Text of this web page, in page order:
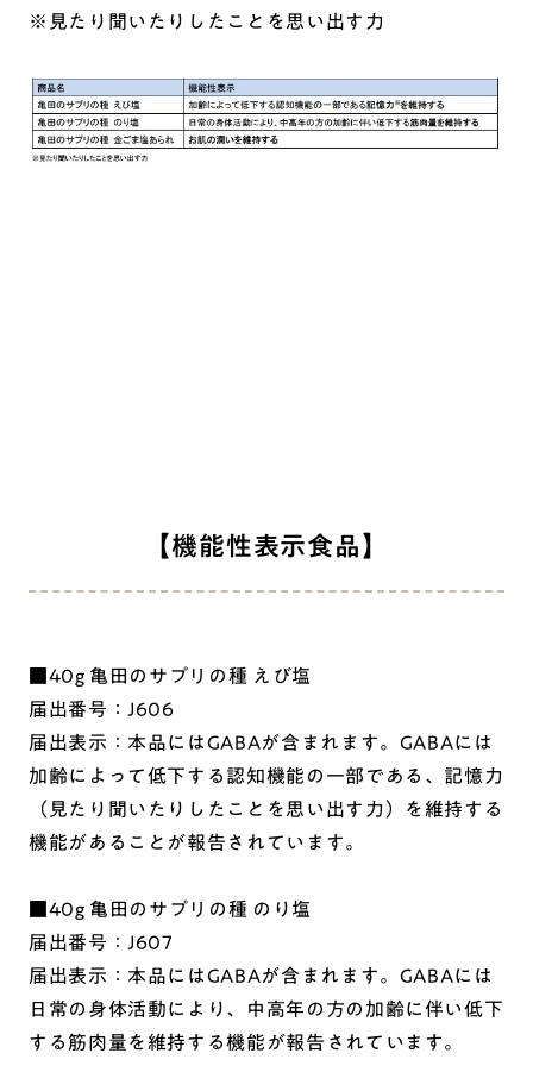
※見たり聞いたりしたことを思い出す力
【機能性表示食品】
■40g 亀田のサプリの種 えび塩
届出番号：J606
届出表示：本品にはGABAが含まれます。GABAには
加齢によって低下する認知機能の一部である、記憶力
（見たり聞いたりしたことを思い出す力）を維持する
機能があることが報告されています。
■40g 亀田のサプリの種 のり塩
届出番号：J607
届出表示：本品にはGABAが含まれます。GABAには
日常の身体活動により、中高年の方の加齢に伴い低下
する筋肉量を維持する機能が報告されています。